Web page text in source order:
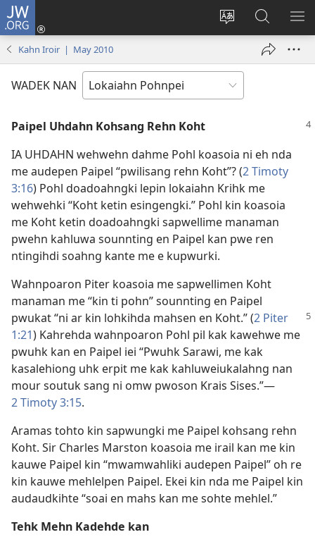
JW.ORG
Wekidala
site
Log
window)
Rapahki
JW.ORG
Kahn Iroir | May 2010
WADEK NAN
Paipel Uhdahn Kohsang Rehn Koht
IA UHDAHN wehwehn dahme Pohl koasoia ni eh nda
me audepen Paipel “pwilisang rehn Koht”? (2 Timoty
3:16) Pohl doadoahngki lepin lokaiahn Krihk me
wehwehki “Koht ketin esingengki.” Pohl kin koasoia
me Koht ketin doadoahngki sapwellime manaman
pwehn kahluwa sounnting en Paipel kan pwe ren
ntingihdi soahng kante me e kupwurki.
Wahnpoaron Piter koasoia me sapwellimen Koht
manaman me “kin ti pohn” sounnting en Paipel
pwukat“ni ar kin lohkihda mahsen en Koht.” (2 Piter
1:21) Kahrehda wahnpoaron Pohl pil kak kawehwe me
pwuhk kan en Paipel iei “Pwuhk Sarawi, me kak
kasalehiong uhk erpit me kak kahluweiukalahng nan
mour soutuk sang ni omw pwoson Krais Sises.”—
2 Timoty 3:15.
Aramas tohto kin sapwungki me Paipel kohsang rehn
Koht. Sir Charles Marston koasoia me irail kan me kin
kauwe Paipel kin “mwamwahliki audepen Paipel” oh re
kin kauwe mehlelpen Paipel. Ekei kin nda me Paipel kin
audaudkihte “soai en mahs kan me sohte mehlel.”
Tehk Mehn Kadehde kan